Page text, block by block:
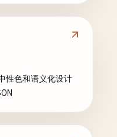
性色和语义化设计